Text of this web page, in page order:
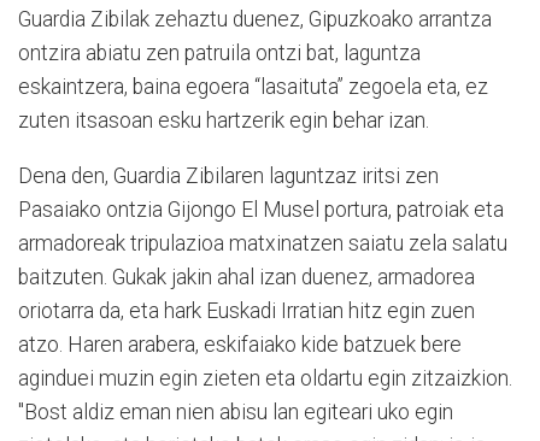
Guardia Zibilak zehaztu duenez, Gipuzkoako arrantza
ontzira abiatu zen patruila ontzi bat, laguntza
eskaintzera, baina egoera “lasaituta” zegoela eta, ez
zuten itsasoan esku hartzerik egin behar izan.
Dena den, Guardia Zibilaren laguntzaz iritsi zen
Pasaiako ontzia Gijongo El Musel portura, patroiak eta
armadoreak tripulazioa matxinatzen saiatu zela salatu
baitzuten. Gukak jakin ahal izan duenez, armadorea
oriotarra da, eta hark Euskadi Irratian hitz egin zuen
atzo. Haren arabera, eskifaiako kide batzuek bere
aginduei muzin egin zieten eta oldartu egin zitzaizkion.
"Bost aldiz eman nien abisu lan egiteari uko egin